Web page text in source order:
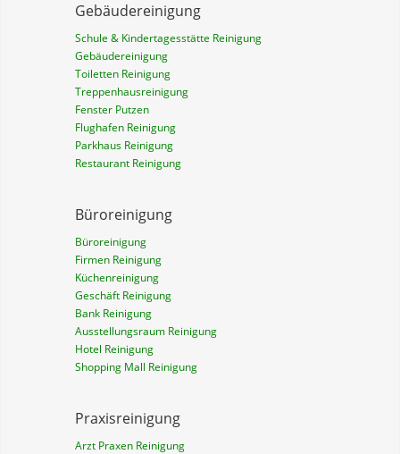
Gebäudereinigung
Schule & Kindertagesstätte Reinigung
Gebäudereinigung
Toiletten Reinigung
Treppenhausreinigung
Fenster Putzen
Flughafen Reinigung
Parkhaus Reinigung
Restaurant Reinigung
Büroreinigung
Büroreinigung
Firmen Reinigung
Küchenreinigung
Geschäft Reinigung
Bank Reinigung
Ausstellungsraum Reinigung
Hotel Reinigung
Shopping Mall Reinigung
Praxisreinigung
Arzt Praxen Reinigung